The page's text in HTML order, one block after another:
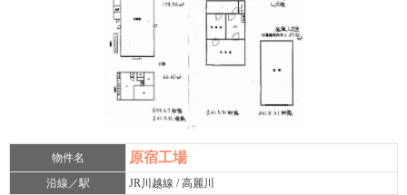
物件名 原宿工場
沿線／駅
JR川越線 / 高麗川